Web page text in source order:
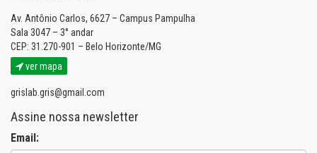
Av. Antônio Carlos, 6627 – Campus Pampulha
Sala 3047 – 3° andar
CEP: 31.270-901 – Belo Horizonte/MG
ver mapa
grislab.gris@gmail.com
Assine nossa newsletter
Email: